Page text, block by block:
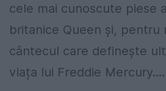
cele mai cunoscute piese
britanice Queen și, pentru
cântecul care definește
viața lui Freddie Mercury....